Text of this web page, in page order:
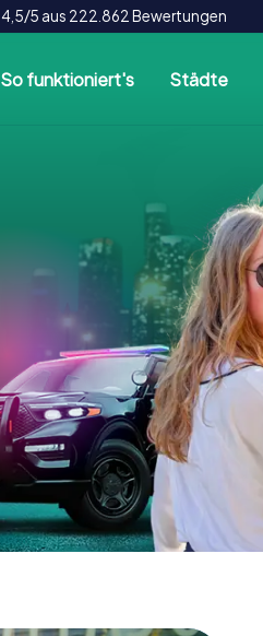
4,5/5 aus 222.862 Bewertungen
So funktioniert's Städte